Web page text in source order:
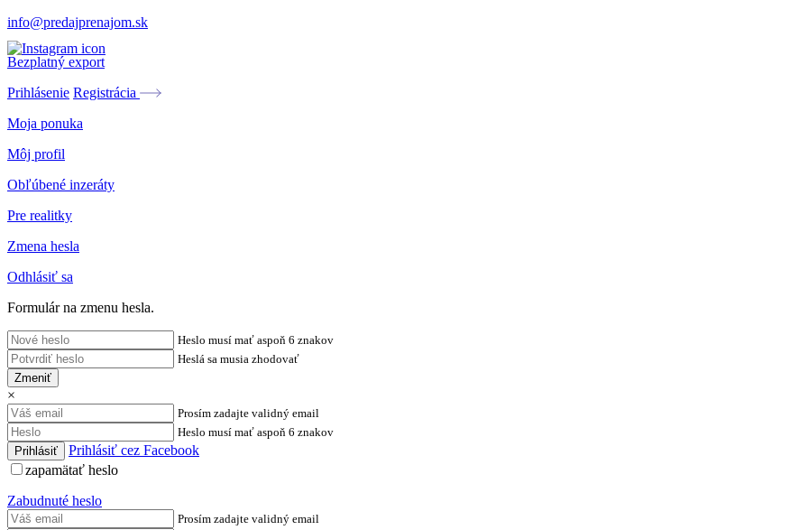
info@predajprenajom.sk
Bezplatný export
Prihlásenie Registrácia
Moja ponuka
Môj profil
Obľúbené inzeráty
Pre realitky
Zmena hesla
Odhlásiť sa
Formulár na zmenu hesla.
Heslo musí mať aspoň 6 znakov
Heslá sa musia zhodovať
Zmeniť
×
Prosím zadajte validný email
Heslo musí mať aspoň 6 znakov
Prihlásiť cez Facebook
zapamätať heslo
Zabudnuté heslo
Prosím zadajte validný email